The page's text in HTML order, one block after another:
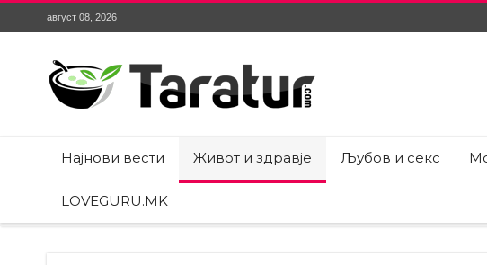
август 08, 2026
Најнови вести Живот и здравје Љубов и секс
LOVEGURU.MK